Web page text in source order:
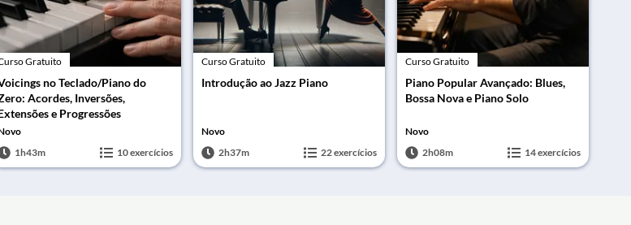
Gratuito
no Teclado/Piano do
Acordes, Inversões,
e Progressões
1h43m
10 exercícios
Curso Gratuito
Introdução ao Jazz Piano
Novo
2h37m
22 exercícios
Curso Gratuito
Piano Popular Avançado: Blues,
Bossa Nova e Piano Solo
Novo
2h08m
14 exercícios